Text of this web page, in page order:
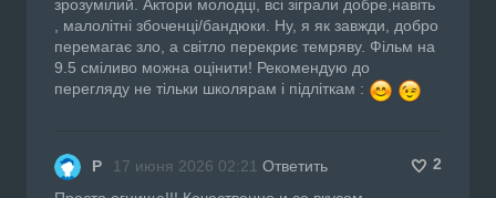
зрозумілий. Актори молодці, всі зіграли добре,навіть
, малолітні збоченці/бандюки. Ну, я як завжди, добро
перемагає зло, а світло перекриє темряву. Фільм на
9.5 сміливо можна оцінити! Рекомендую до
перегляду не тільки школярам і підліткам :
Р 17 июня 2026 02:21 Ответить
2